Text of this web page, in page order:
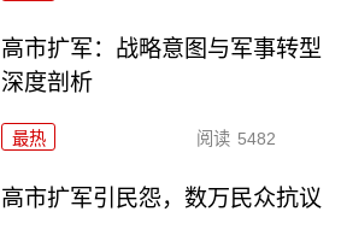
高市扩军：战略意图与军事转型
深度剖析
最热 阅读 5482
高市扩军引民怨，数万民众抗议